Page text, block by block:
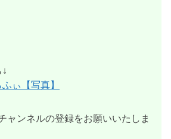
ぃ【写真】
ャンネルの登録をお願いいたしま